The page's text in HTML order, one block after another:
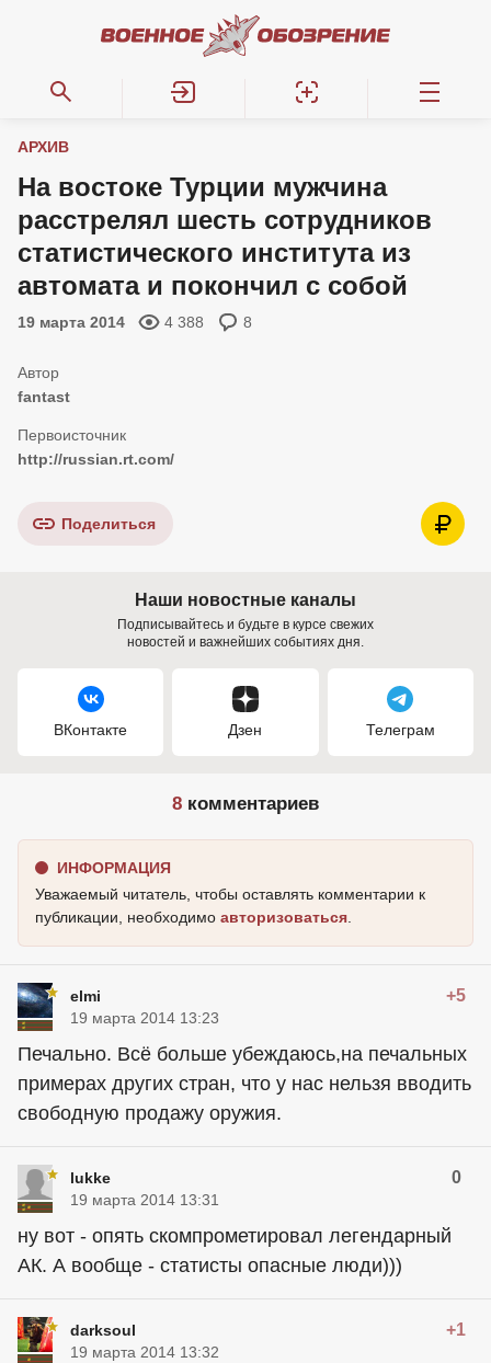
АРХИВ
На востоке Турции мужчина
расстрелял шесть сотрудников
статистического института из
автомата и покончил с собой
19 марта 2014 4 388 8
fantast
http://russian.rt.com/
Поделиться
Наши новостные каналы
Подписывайтесь и будьте в курсе свежих
новостей и важнейших событиях дня.
ВКонтакте Дзен Телеграм
8 комментариев
ИНФОРМАЦИЯ
Уважаемый читатель, чтобы оставлять комментарии к
публикации, необходимо авторизоваться
elmi +5
19 марта 2014 13:23
Печально. Всё больше убеждаюсь,на печальных
примерах других стран, что у нас нельзя вводить
свободную продажу оружия.
lukke 0
19 марта 2014 13:31
ну вот - опять скомпрометировал легендарный
АК. А вообще - статисты опасные люди)))
darksoul +1
19 марта 2014 13:32